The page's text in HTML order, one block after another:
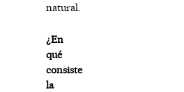
natural.
¿En
qué
consiste
la